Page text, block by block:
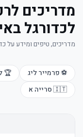
מדריכים
לכדורגל
מדריכים, טיפים ומידע על
⚽ פרמייר ליג 🏆
🇮🇹 סרייה א